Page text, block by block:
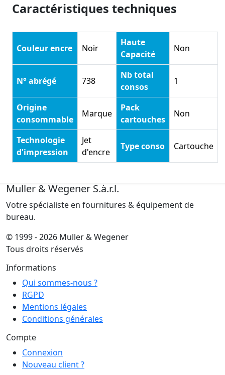
Caractéristiques techniques
Couleur encre Noir
Haute
Capacité
Non
N° abrégé 738
Nb total
consos
1
Origine
consommable
Marque
Pack
cartouches
Non
Technologie
d'impression
Jet
d'encre
Type conso Cartouche
Muller & Wegener S.à.r.l.
Votre spécialiste en fournitures & équipement de
bureau.
© 1999 - 2026 Muller & Wegener
Tous droits réservés
Informations
Qui sommes-nous ?
RGPD
Mentions légales
Conditions générales
Compte
Connexion
Nouveau client ?